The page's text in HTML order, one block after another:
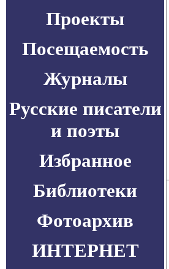
Проекты
Посещаемость
Журналы
Русские писатели
и поэты
Избранное
Библиотеки
Фотоархив
ИНТЕРНЕТ